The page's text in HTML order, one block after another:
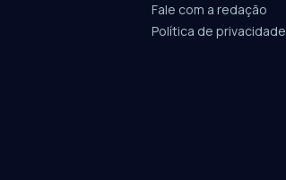
Fale com a redação
Política de privacidade